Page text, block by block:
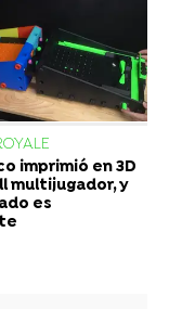
imprimió en 3D
multijugador, y
es